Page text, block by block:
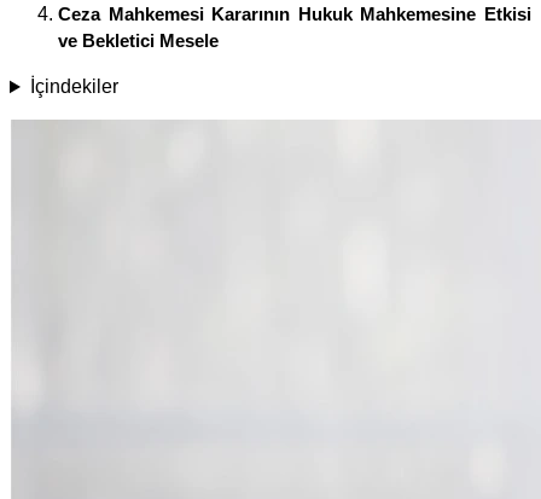
Ceza Mahkemesi Kararının Hukuk Mahkemesine Etkisi
ve Bekletici Mesele
İçindekiler